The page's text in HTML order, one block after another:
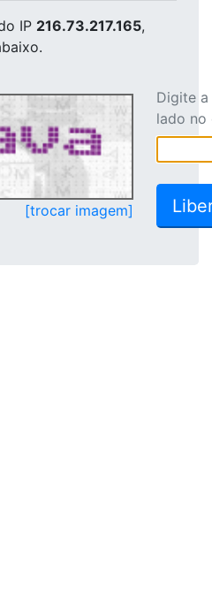
IP 216.73.217.165,
[trocar imagem]
Digite
lado no